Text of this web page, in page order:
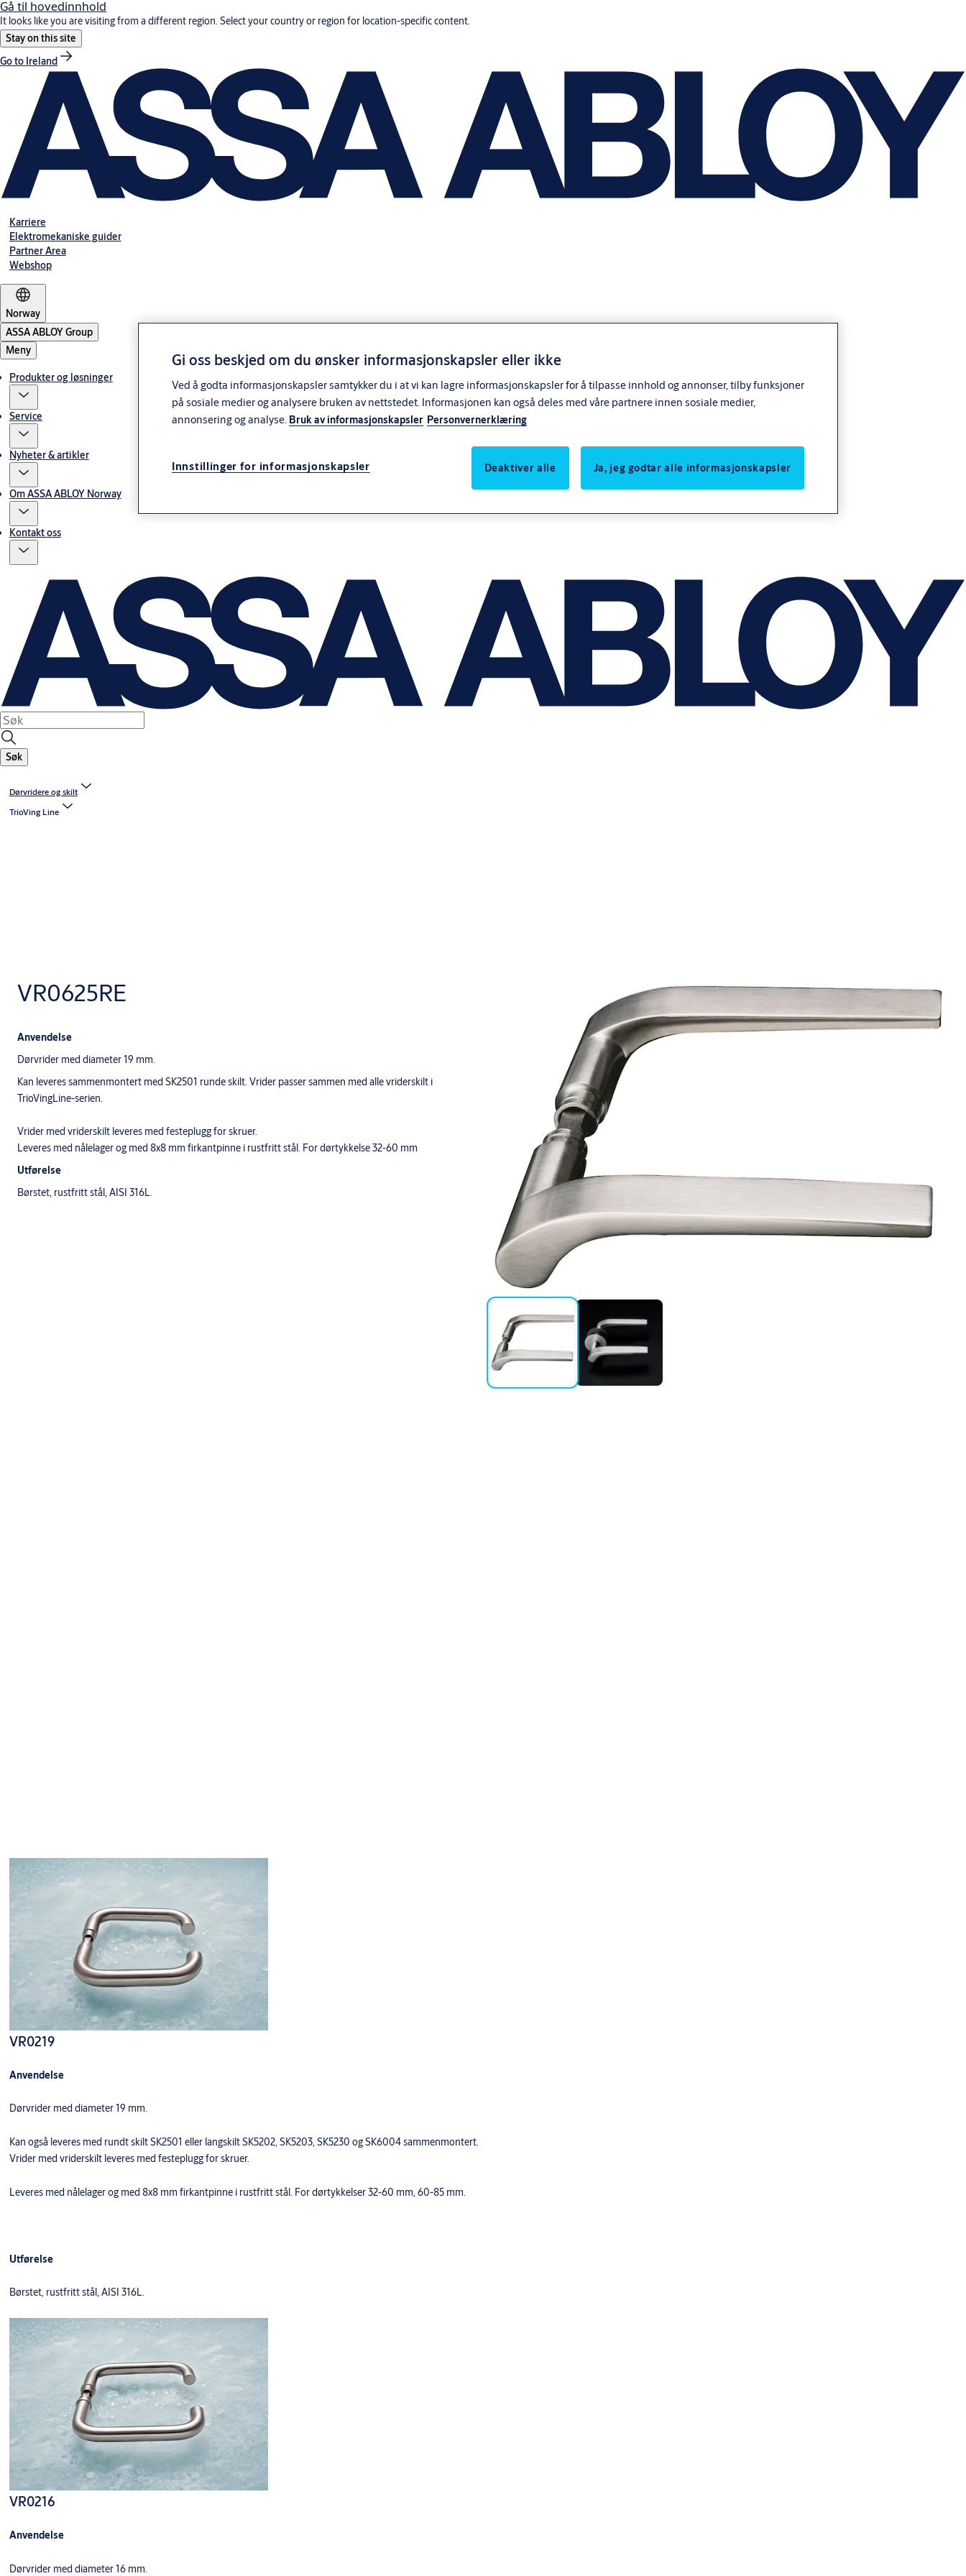
Gå til hovedinnhold
It looks like you are visiting from a different region. Select your country or region for location-specific content.
Stay on this site
Go to Ireland
Karriere
Elektromekaniske guider
Partner Area
Webshop
Norway
ASSA ABLOY Group
Meny
Produkter og løsninger
Service
Nyheter & artikler
Om ASSA ABLOY Norway
Kontakt oss
Søk
Dørvridere og skilt
TrioVing Line
VR0625RE
Anvendelse
Dørvrider med diameter 19 mm.
Kan leveres sammenmontert med SK2501 runde skilt. Vrider passer sammen med alle vriderskilt i
TrioVingLine-serien.
Vrider med vriderskilt leveres med festeplugg for skruer.
Leveres med nålelager og med 8x8 mm firkantpinne i rustfritt stål. For dørtykkelse 32-60 mm
Utførelse
Børstet, rustfritt stål, AISI 316L.
DØRVRID.VR0625 REM/SKILT 32-60 (PAR)
VR0219
Anvendelse
Dørvrider med diameter 19 mm.
Kan også leveres med rundt skilt SK2501 eller langskilt SK5202, SK5203, SK5230 og SK6004 sammenmontert.
Vrider med vriderskilt leveres med festeplugg for skruer.
Leveres med nålelager og med 8x8 mm firkantpinne i rustfritt stål. For dørtykkelser 32-60 mm, 60-85 mm.
Utførelse
Børstet, rustfritt stål, AISI 316L.
VR0216
Anvendelse
Dørvrider med diameter 16 mm.
Gi oss beskjed om du ønsker informasjonskapsler eller ikke
Ved å godta informasjonskapsler samtykker du i at vi kan lagre informasjonskapsler for å tilpasse innhold og annonser, tilby funksjoner
på sosiale medier og analysere bruken av nettstedet. Informasjonen kan også deles med våre partnere innen sosiale medier,
annonsering og analyse. Bruk av informasjonskapsler Personvernerklæring
Innstillinger for informasjonskapsler Deaktiver alle Ja, jeg godtar alle informasjonskapsler